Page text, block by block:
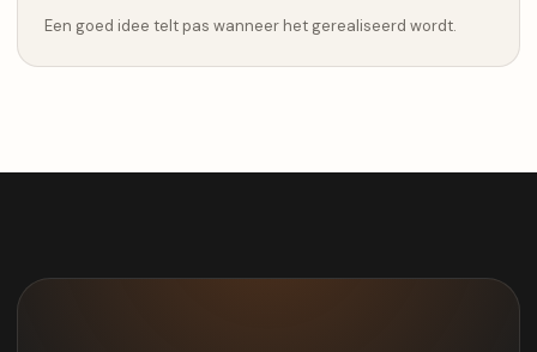
Een goed idee telt pas wanneer het gerealiseerd wordt.